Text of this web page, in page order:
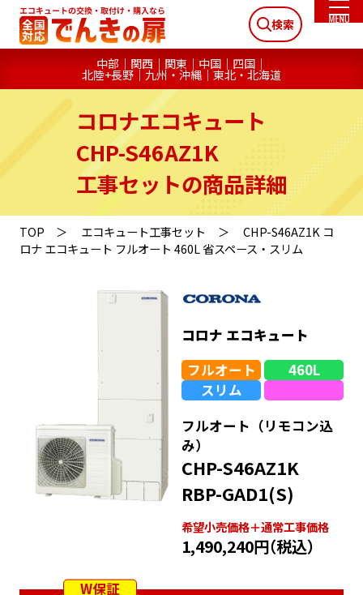
検索
中部 関西 関東 中国 四国
北陸+長野 九州・沖縄 東北・北海道
コロナエコキュート
CHP-S46AZ1K
工事セットの商品詳細
TOP エコキュート工事セット
CHP-S46AZ1K コ
ロナ エコキュート フルオート 460L 省スペース・スリム
コロナ エコキュート
フルオート
460L
スリム
フルオート（リモコン込
み）
CHP-S46AZ1K
RBP-GAD1(S)
希望⼩売価格＋通常⼯事価格
1,490,240円（税込）
W保証